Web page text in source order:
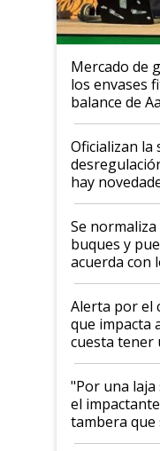
Mercado de
los envases
balance de
Oficializan la
hay
la hidrovía
Se
buques y
acuerda con
suspende el
desregulación
Alerta por el
que impacta
cuesta tener
y el peligro
pase a ser
"Por una laja
el
tambera que
tornado